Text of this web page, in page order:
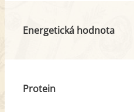
Energetická hodnota
Protein